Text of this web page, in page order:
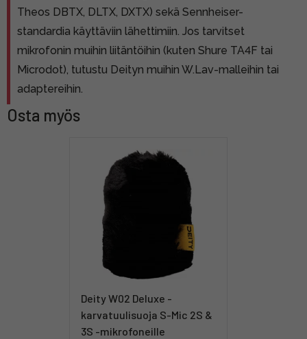
Theos DBTX, DLTX, DXTX) sekä Sennheiser-
standardia käyttäviin lähettimiin. Jos tarvitset
mikrofonin muihin liitäntöihin (kuten Shure TA4F tai
Microdot), tutustu Deityn muihin W.Lav-malleihin tai
adaptereihin.
Osta myös
Deity W02 Deluxe -
karvatuulisuoja S-Mic 2S &
3S -mikrofoneille